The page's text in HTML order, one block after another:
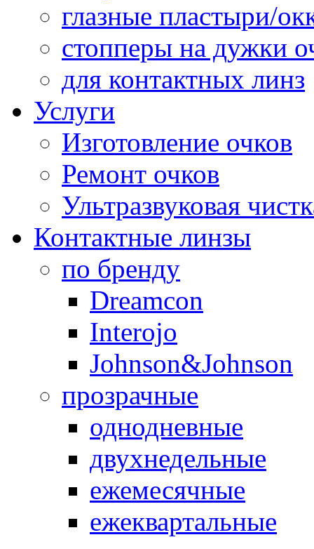
глазные пластыри/
стопперы на дужки
для контактных линз
Услуги
Изготовление очков
Ремонт очков
Ультразвуковая
Контактные линзы
по бренду
Dreamcon
Interojo
Johnson&Johnson
прозрачные
однодневные
двухнедельные
ежемесячные
ежеквартальные